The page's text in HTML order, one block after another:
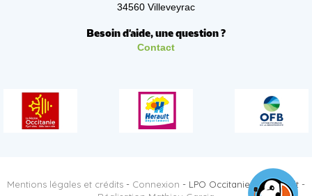
34560 Villeveyrac
Besoin d'aide, une question ?
Contact
Mentions légales et crédits - Connexion - LPO Occitanie DT Hérault -